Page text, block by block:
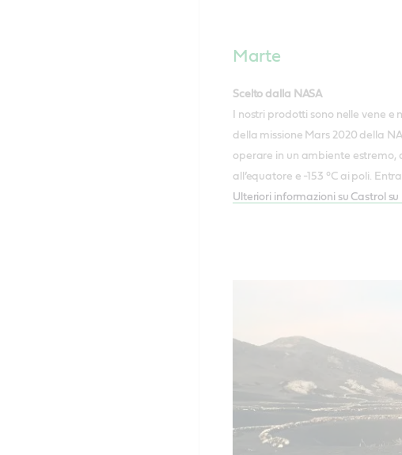
Marte
Scelto dalla NASA
I nostri prodotti sono nelle vene
della missione Mars 2020 della
operare in un ambiente estremo,
all’equatore e -153 °C ai poli.
Ulteriori informazioni su Castrol